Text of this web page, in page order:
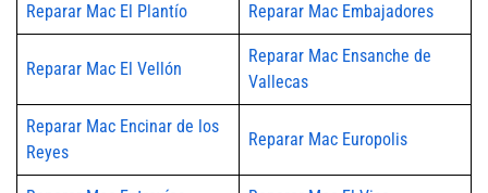
Reparar Mac El Plantío Reparar Mac Embajadores
Reparar Mac El Vellón
Reparar Mac Ensanche de
Vallecas
Reparar Mac Encinar de los
Reyes
Reparar Mac Europolis